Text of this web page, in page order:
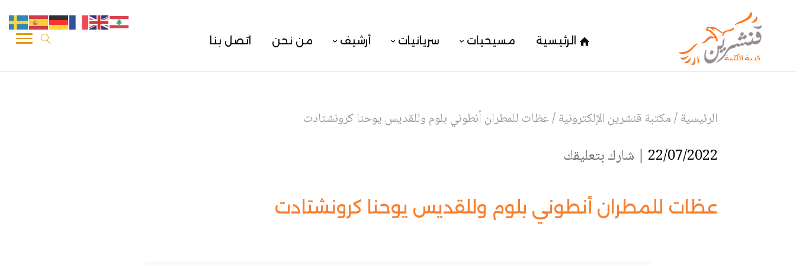
الرئيسية مسيحيات سريانيات أرشيف من نحن اتصل بنا
الرئيسية/مكتبة قنشرين الإلكترونية/عظات للمطران أنطوني بلوم وللقديس يوحنا كرونشتادت
22/07/2022 | شارك بتعليقك
عظات للمطران أنطوني بلوم وللقديس يوحنا كرونشتادت